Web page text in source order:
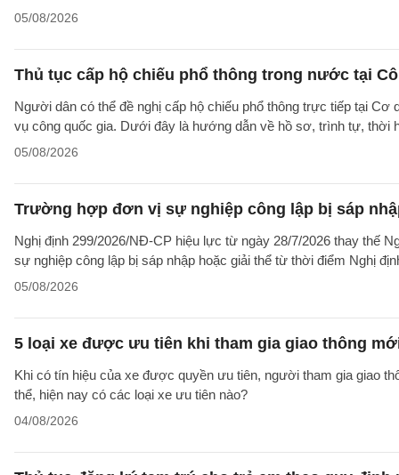
05/08/2026
Thủ tục cấp hộ chiếu phổ thông trong nước tại
Người dân có thể đề nghị cấp hộ chiếu phổ thông trực tiếp tại
vụ công quốc gia. Dưới đây là hướng dẫn về hồ sơ, trình tự, thời
05/08/2026
Trường hợp đơn vị sự nghiệp công lập bị sáp
Nghị định 299/2026/NĐ-CP hiệu lực từ ngày 28/7/2026 thay thế
sự nghiệp công lập bị sáp nhập hoặc giải thể từ thời điểm Nghị
05/08/2026
5 loại xe được ưu tiên khi tham gia giao thông
Khi có tín hiệu của xe được quyền ưu tiên, người tham gia giao
thể, hiện nay có các loại xe ưu tiên nào?
04/08/2026